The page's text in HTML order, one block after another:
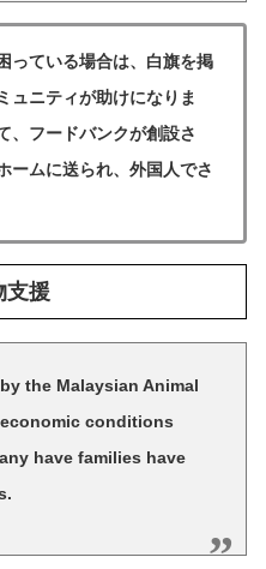
っている場合は、白旗を掲
ュニティが助けになりま
、フードバンクが創設さ
ームに送られ、外国人でさ
支援
the Malaysian Animal
conditions
have families have